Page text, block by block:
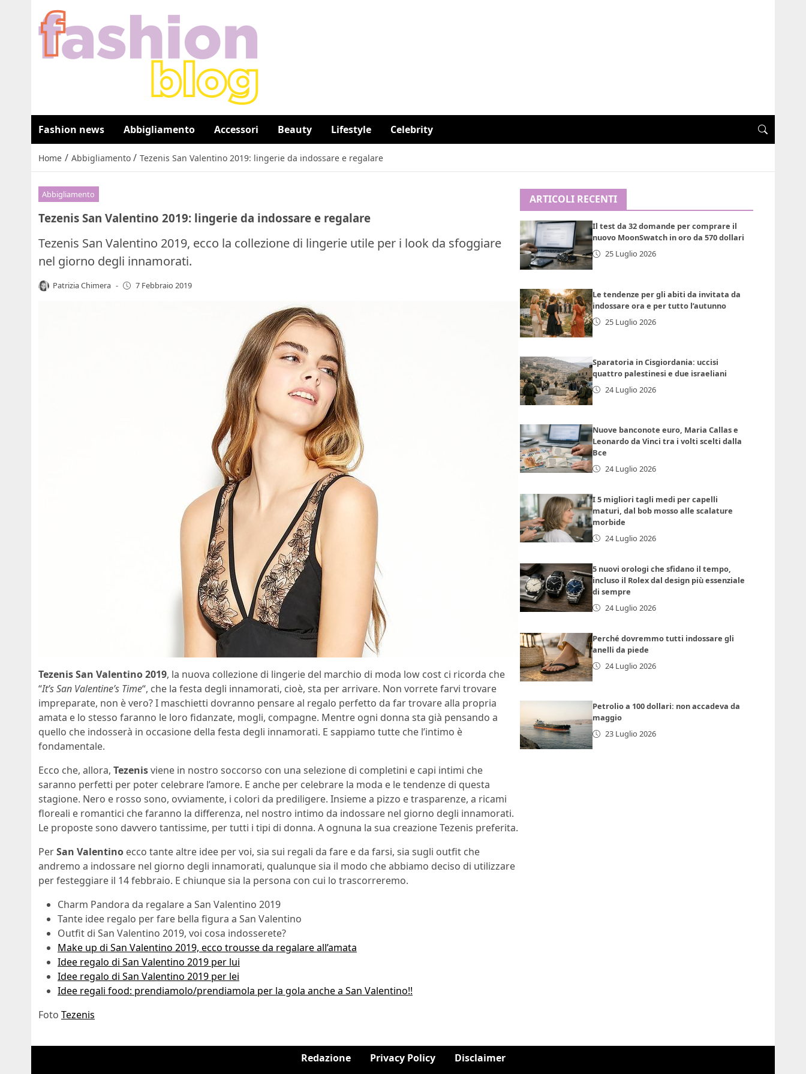
Fashion news Abbigliamento Accessori Beauty Lifestyle Celebrity
Home / Abbigliamento / Tezenis San Valentino 2019: lingerie da indossare e regalare
Abbigliamento
Tezenis San Valentino 2019: lingerie da indossare e regalare
Tezenis San Valentino 2019, ecco la collezione di lingerie utile per i look da sfoggiare
nel giorno degli innamorati.
Patrizia Chimera - 7 Febbraio 2019
Tezenis San Valentino 2019, la nuova collezione di lingerie del marchio di moda low cost ci ricorda che
“It’s San Valentine’s Time“, che la festa degli innamorati, cioè, sta per arrivare. Non vorrete farvi trovare
impreparate, non è vero? I maschietti dovranno pensare al regalo perfetto da far trovare alla propria
amata e lo stesso faranno le loro fidanzate, mogli, compagne. Mentre ogni donna sta già pensando a
quello che indosserà in occasione della festa degli innamorati. E sappiamo tutte che l’intimo è
fondamentale.
Ecco che, allora, Tezenisviene in nostro soccorso con una selezione di completini e capi intimi che
saranno perfetti per poter celebrare l’amore. E anche per celebrare la moda e le tendenze di questa
stagione. Nero e rosso sono, ovviamente, i colori da prediligere. Insieme a pizzo e trasparenze, a ricami
floreali e romantici che faranno la differenza, nel nostro intimo da indossare nel giorno degli innamorati.
Le proposte sono davvero tantissime, per tutti i tipi di donna. A ognuna la sua creazione Tezenis preferita.
PerSan Valentino ecco tante altre idee per voi, sia sui regali da fare e da farsi, sia sugli outfit che
andremo a indossare nel giorno degli innamorati, qualunque sia il modo che abbiamo deciso di utilizzare
per festeggiare il 14 febbraio. E chiunque sia la persona con cui lo trascorreremo.
Charm Pandora da regalare a San Valentino 2019
Tante idee regalo per fare bella figura a San Valentino
Outfit di San Valentino 2019, voi cosa indosserete?
Make up di San Valentino 2019, ecco trousse da regalare all’amata
Idee regalo di San Valentino 2019 per lui
Idee regalo di San Valentino 2019 per lei
Idee regali food: prendiamolo/prendiamola per la gola anche a San Valentino!!
Foto Tezenis
ARTICOLI RECENTI
Il test da 32 domande per comprare il
nuovo MoonSwatch in oro da 570 dollari
25 Luglio 2026
Le tendenze per gli abiti da invitata da
indossare ora e per tutto l’autunno
25 Luglio 2026
Sparatoria in Cisgiordania: uccisi
quattro palestinesi e due israeliani
24 Luglio 2026
Nuove banconote euro, Maria Callas e
Leonardo da Vinci tra i volti scelti dalla
Bce
24 Luglio 2026
I 5 migliori tagli medi per capelli
maturi, dal bob mosso alle scalature
morbide
24 Luglio 2026
5 nuovi orologi che sfidano il tempo,
incluso il Rolex dal design più essenziale
di sempre
24 Luglio 2026
Perché dovremmo tutti indossare gli
anelli da piede
24 Luglio 2026
Petrolio a 100 dollari: non accadeva da
maggio
23 Luglio 2026
Redazione Privacy Policy Disclaimer